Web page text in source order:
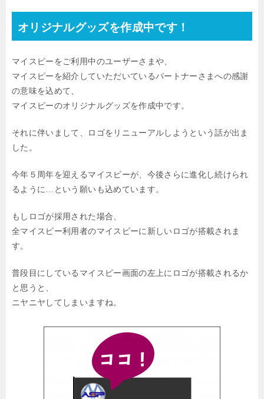
オリジナルグッズを作成中です！
マイスピーをご利用中のユーザーさまや、
マイスピーを紹介していただいているパートナーさまへの感謝
の意味を込めて、
マイスピーのオリジナルグッズを作成中です。
それに伴いまして、ロゴをリニューアルしようという話が出ま
した。
今年５周年を迎えるマイスピーが、今後さらに進化し続けられ
るように…という願いも込めています。
もしロゴが採用された場合、
全マイスピー利用者のマイスピーに新しいロゴが搭載されま
す。
普段目にしているマイスピー画面の左上にロゴが搭載されるか
と思うと、
ニヤニヤしてしまいますね。